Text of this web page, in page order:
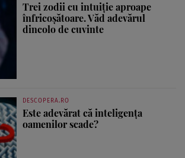
Trei zodii cu intuiție aproape
înfricoșătoare. Văd adevărul
dincolo de cuvinte
DESCOPERA.RO
Este adevărat că inteligența
oamenilor scade?